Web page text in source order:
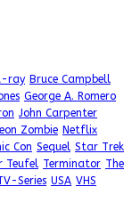
ray Bruce Campbell
George A. Romero
John Carpenter
Zombie Netflix
Con Sequel Star Trek
Teufel Terminator The
Series USA VHS